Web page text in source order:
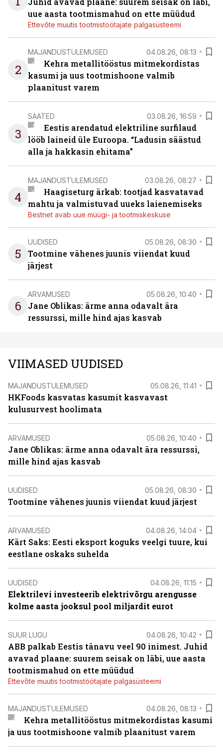
uue aasta tootmismahud on ette müüdud
Ettevõte muutis tootmistöötajate palgasüsteemi
2
MAJANDUSTULEMUSED 04.08.26, 08:13
Kehra metallitööstus mitmekordistas
kasumi ja uus tootmishoone valmib
plaanitust varem
3
SAATED 03.08.26, 16:59
Eestis arendatud elektriline surfilaud
lööb laineid üle Euroopa. “Ladusin säästud
alla ja hakkasin ehitama”
4
MAJANDUSTULEMUSED 03.08.26, 08:27
Haagiseturg ärkab: tootjad kasvatavad
mahtu ja valmistuvad uueks laienemiseks
Bestnet avab uue müügi- ja tootmiskeskuse
5
UUDISED 05.08.26, 08:30
Tootmine vähenes juunis viiendat kuud
järjest
6
ARVAMUSED 05.08.26, 10:40
Jane Oblikas: ärme anna odavalt ära
ressurssi, mille hind ajas kasvab
VIIMASED UUDISED
MAJANDUSTULEMUSED 05.08.26, 11:41
HKFoods kasvatas kasumit kasvavast
kulusurvest hoolimata
ARVAMUSED 05.08.26, 10:40
Jane Oblikas: ärme anna odavalt ära ressurssi,
mille hind ajas kasvab
UUDISED 05.08.26, 08:30
Tootmine vähenes juunis viiendat kuud järjest
ARVAMUSED 04.08.26, 14:04
Kärt Saks: Eesti eksport koguks veelgi tuure, kui
eestlane oskaks suhelda
UUDISED 04.08.26, 11:15
Elektrilevi investeerib elektrivõrgu arengusse
kolme aasta jooksul pool miljardit eurot
SUUR LUGU 04.08.26, 10:42
ABB palkab Eestis tänavu veel 90 inimest. Juhid
avavad plaane: suurem seisak on läbi, uue aasta
tootmismahud on ette müüdud
Ettevõte muutis tootmistöötajate palgasüsteemi
MAJANDUSTULEMUSED 04.08.26, 08:13
Kehra metallitööstus mitmekordistas kasumi
ja uus tootmishoone valmib plaanitust varem